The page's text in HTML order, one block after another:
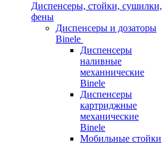
Диспенсеры, стойки, сушилки,
фены
Диспенсеры и дозаторы
Binele
Диспенсеры
наливные
механнические
Binele
Диспенсеры
картриджные
механические
Binele
Мобильные стойки